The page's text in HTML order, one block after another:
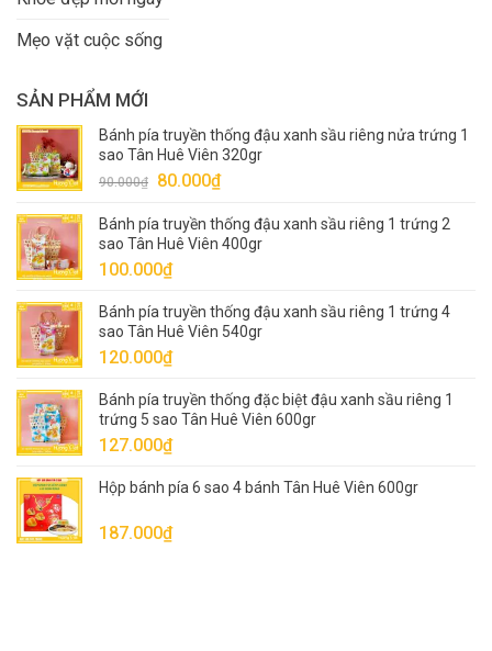
Mẹo vặt cuộc sống
SẢN PHẨM MỚI
Bánh pía truyền thống đậu xanh sầu riêng nửa trứng 1
sao Tân Huê Viên 320gr
90.000₫
Giá
là:
90.000₫.
80.000₫Giá
tại
là:
Bánh pía truyền thống đậu xanh sầu riêng 1 trứng 2
sao Tân Huê Viên 400gr
100.000₫
Bánh pía truyền thống đậu xanh sầu riêng 1 trứng 4
sao Tân Huê Viên 540gr
120.000₫
Bánh pía truyền thống đặc biệt đậu xanh sầu riêng 1
trứng 5 sao Tân Huê Viên 600gr
127.000₫
Hộp bánh pía 6 sao 4 bánh Tân Huê Viên 600gr
187.000₫